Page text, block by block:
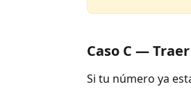
Caso C —
Si tu número ya